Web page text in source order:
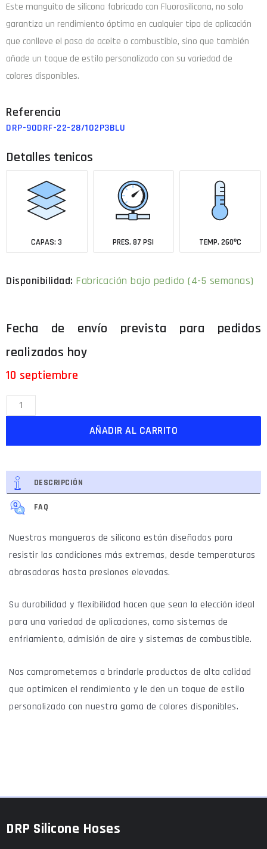
Este manguito de silicona fabricado con Fluorosilicona, no solo
garantiza un rendimiento óptimo en cualquier tipo de aplicación
que conlleve el paso de aceite o combustible, sino que también
añade un toque de estilo personalizado con su variedad de
colores disponibles.
DRP-90DRF-22-28/102P3BLU
Detalles tenicos
CAPAS: 3 PRES. 87 PSI TEMP. 260ºC
Fabricación bajo pedido (4-5 semanas)
10 septiembre
AÑADIR AL CARRITO
DESCRIPCIÓN
FAQ
Nuestras mangueras de silicona están diseñadas para
resistir las condiciones más extremas, desde temperaturas
abrasadoras hasta presiones elevadas.
Su durabilidad y flexibilidad hacen que sean la elección ideal
para una variedad de aplicaciones, como sistemas de
enfriamiento, admisión de aire y sistemas de combustible.
Nos comprometemos a brindarle productos de alta calidad
que optimicen el rendimiento y le den un toque de estilo
personalizado con nuestra gama de colores disponibles.
DRP Silicone Hoses